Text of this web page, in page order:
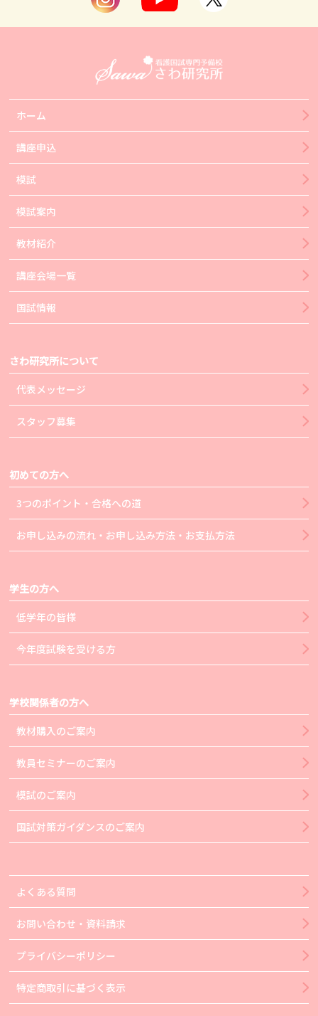
ホーム
講座申込
模試
模試案内
教材紹介
講座会場一覧
国試情報
さわ研究所について
代表メッセージ
スタッフ募集
初めての方へ
3つのポイント・合格への道
お申し込みの流れ・お申し込み方法・お支払方法
学生の方へ
低学年の皆様
今年度試験を受ける方
学校関係者の方へ
教材購入のご案内
教員セミナーのご案内
模試のご案内
国試対策ガイダンスのご案内
よくある質問
お問い合わせ・資料請求
プライバシーポリシー
特定商取引に基づく表示